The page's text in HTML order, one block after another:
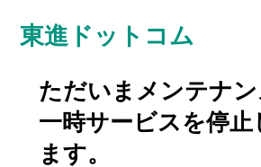
東進ドットコム
ただいまメンテナ
一時サービスを停止
ます。